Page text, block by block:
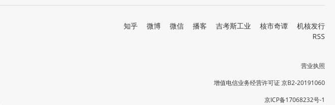
知乎 微博 微信 播客 吉考斯工业 核市奇谭
机核发行
RSS
营业执照
增值电信业务经营许可证 京B2-20191060
京ICP备17068232号-1